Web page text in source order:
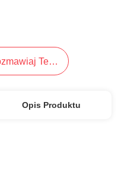
Teraz.
Opis Produktu